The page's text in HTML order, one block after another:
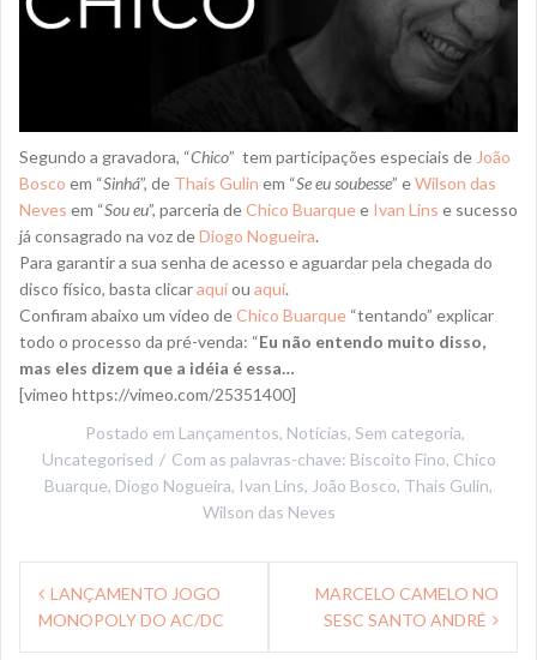
Segundo a gravadora, “Chico” tem participações especiais deJoão
Bosco em “Sinhá”, de Thais Gulin em “Se eu soubesse” eWilson das
Neves em “Sou eu”, parceria deChico Buarquee Ivan Lins e sucesso
já consagrado na voz deDiogo Nogueira.
Para garantir a sua senha de acesso e aguardar pela chegada do
disco físico, basta clicaraquiou aqui.
Confiram abaixo um vídeo deChico Buarque “tentando” explicar
todo o processo da pré-venda: “Eu não entendo muito disso,
mas eles dizem que a idéia é essa…
[vimeo https://vimeo.com/25351400]
Postado em Lançamentos, Notícias, Sem categoria,
Uncategorised
Com as palavras-chave: Biscoito Fino, Chico
Buarque, Diogo Nogueira, Ivan Lins, João Bosco, Thais Gulin,
Wilson das Neves
Navegação
deLANÇAMENTO JOGO
MONOPOLY DO AC/DC
MARCELO CAMELO NO
SESC SANTO ANDRÉ